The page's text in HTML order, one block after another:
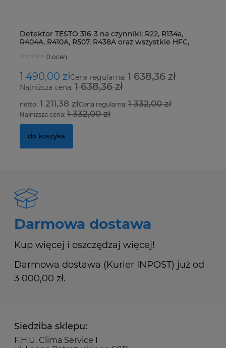
Detektor TESTO 316-3 na czynniki: R22, R134a,
R404A, R410A, R507, R438A oraz wszystkie HFC,
0 ocen
1 490,00 złCena regularna: 1 638,36 zł
Najniższa cena: 1 638,36 zł
1 211,38 złCena regularna:1 332,00 zł
Najniższa cena: 1 332,00 zł
do koszyka
Darmowa dostawa
Kup więcej i oszczędzaj więcej!
Darmowa dostawa (Kurier INPOST) już od
3 000,00 zł.
Siedziba sklepu:
F.H.U. Clima Service I